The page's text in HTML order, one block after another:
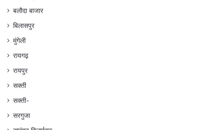
बलौदा बाजार
बिलासपुर
मुंगेली
रायगढ़
रायपुर
सक्ती
सक्ती-
सरगुजा